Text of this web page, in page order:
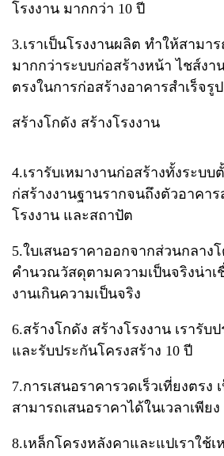
โรงงาน มากกว่า​ 10 ปี
3.เราเป็นโรงงานผลิต​ ทำให้สาม
มากกว่าระบบก่อสร้างหน้า ไชส์ง
ตรงในการก่อสร้างอาคารสำเร็จรูป
สร้างโกดัง สร้างโรงงาน
4.เรารับเหมางานก่อสร้างทั้งระบ
ก่สร้างงานฐานรากจนถึงตัวอาคาร
โรงงาน และสถาปัต
5.ใบเสนอราคาออกจากส่วนกลาง​
คำนวณวัสดุตามความเป็นจริง​น่าเ
งานเกินความเป็นจริง
6.สร้างโกดัง สร้างโรงงาน เรารับ
และรับประกันโครงสร้าง​ 10 ปี
7.การเสนอราคารวดเร็วเที่ยงตรง​
สามารถเสนอราคาได้ในเวลาเพีย
8.เหล็กโครงหลังคาและแป​เราใช้